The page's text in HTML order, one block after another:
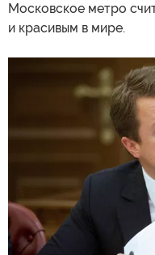
Московское метро
и красивым в мире.